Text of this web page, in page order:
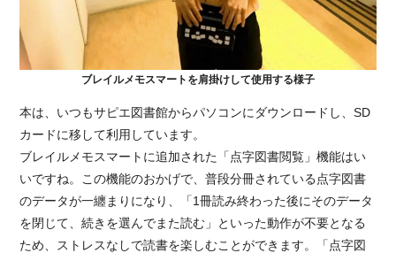
ブレイルメモスマートを肩掛けして使用する様子
本は、いつもサピエ図書館からパソコンにダウンロードし、SD
カードに移して利用しています。
ブレイルメモスマートに追加された「点字図書閲覧」機能はい
いですね。この機能のおかげで、普段分冊されている点字図書
のデータが一纏まりになり、「1冊読み終わった後にそのデータ
を閉じて、続きを選んでまた読む」といった動作が不要となる
ため、ストレスなしで読書を楽しむことができます。「点字図